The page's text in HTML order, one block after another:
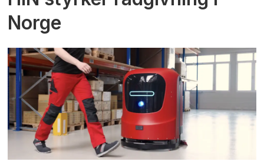
Norge